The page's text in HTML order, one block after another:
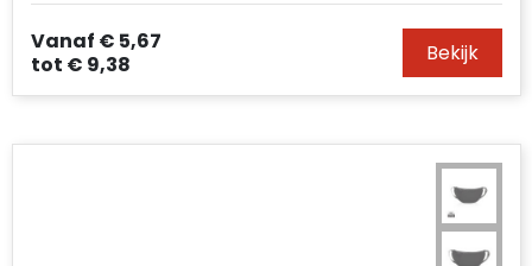
Vanaf € 5,67
tot € 9,38 Bekijk